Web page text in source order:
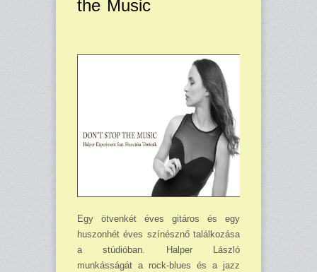
the Music
Egy ötvenkét éves gitáros és egy
huszonhét éves színésznő találkozása
a stúdióban. Halper László
munkásságát a rock-blues és a jazz